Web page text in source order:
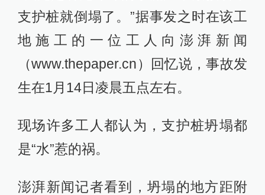
支护桩就倒塌了。”据事发之时在该工
地施工的一位工人向澎湃新闻
（www.thepaper.cn）回忆说，事故发
生在1月14日凌晨五点左右。
现场许多工人都认为，支护桩坍塌都
是“水”惹的祸。
澎湃新闻记者看到，坍塌的地方距附